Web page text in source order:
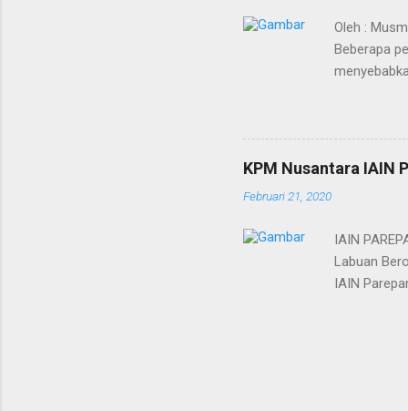
Oleh :
Beberapa
akan
dilakukan
KPM Nusantara IAIN
Februari 21, 2020
IAIN
Labuan
IAIN
pernah
desa yang